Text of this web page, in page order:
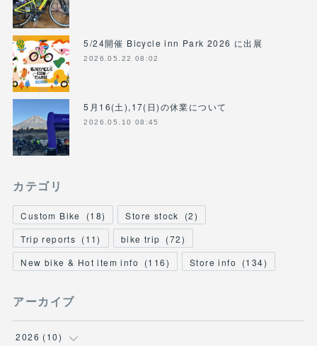
5/24開催 Bicycle inn Park 2026 に出展
2026.05.22 08:02
5月16(土),17(日)の休業について
2026.05.10 08:45
カテゴリ
Custom Bike (18) Store stock (2)
Trip reports (11) bike trip (72)
New bike & Hot item info
(116) Store info (134)
アーカイブ
2026 (10)